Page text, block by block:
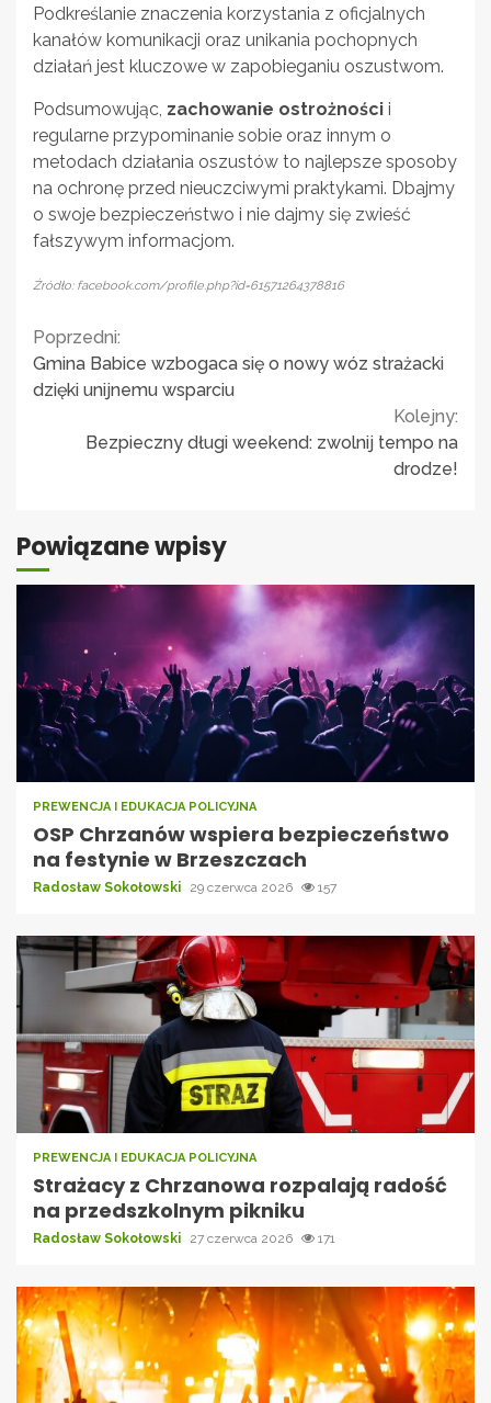
Podkreślanie znaczenia korzystania z oficjalnych
kanałów komunikacji oraz unikania pochopnych
działań jest kluczowe w zapobieganiu oszustwom.
Podsumowując, zachowanie ostrożności i
regularne przypominanie sobie oraz innym o
metodach działania oszustów to najlepsze sposoby
na ochronę przed nieuczciwymi praktykami. Dbajmy
o swoje bezpieczeństwo i nie dajmy się zwieść
fałszywym informacjom.
Źródło: facebook.com/profile.php?id=61571264378816
Continue
Reading
Poprzedni:
Gmina Babice wzbogaca się o nowy wóz strażacki
dzięki unijnemu wsparciu
Kolejny:
Bezpieczny długi weekend: zwolnij tempo na
drodze!
Powiązane wpisy
PREWENCJA I EDUKACJA POLICYJNA
OSP Chrzanów wspiera bezpieczeństwo
na festynie w Brzeszczach
Radosław Sokołowski 29 czerwca 2026 157
PREWENCJA I EDUKACJA POLICYJNA
Strażacy z Chrzanowa rozpalają radość
na przedszkolnym pikniku
Radosław Sokołowski 27 czerwca 2026 171